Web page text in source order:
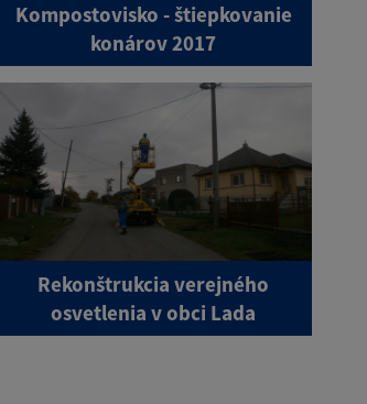
Kompostovisko - štiepkovanie
konárov 2017
Rekonštrukcia verejného
osvetlenia v obci Lada